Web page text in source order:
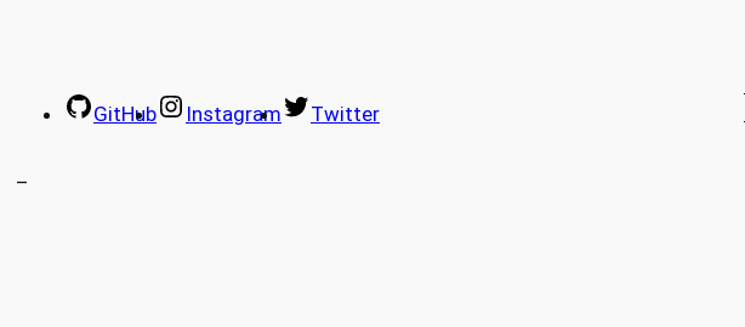
GitHub Instagram Twitter
–